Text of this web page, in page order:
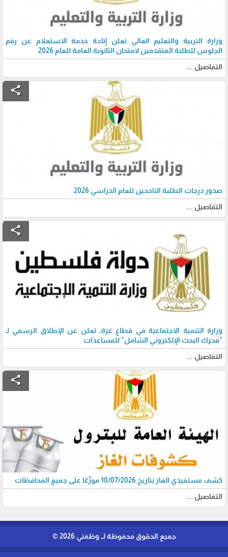
وزارة التربية والتعليم العالي تعلن إتاحة خدمة الاستعلام عن رقم
الجلوس للطلبة المتقدمين لامتحان الثانوية العامة للعام 2026
التفاصيل ...
share
صدور درجات الطلبة الناجحين للعام الدراسي 2026
التفاصيل ...
share
وزارة التنمية الاجتماعية في قطاع غزة، تعلن عن الإطلاق الرسمي لـ
"محرك البحث الإلكتروني الشامل" للمساعدات
التفاصيل ...
share
كشف مستفيدي الغاز بتاريخ 10/07/2026 موزّعًا على جميع المحافظات
التفاصيل ...
جميع الحقوق محفوظة لــ وظفني 2026 ©